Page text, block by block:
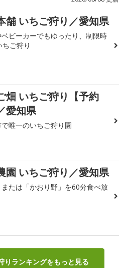
舗 いちご狩り／愛知県
ビーカーでもゆったり、制限時
ご狩り
畑 いちご狩り【予約
愛知県
唯一のいちご狩り園
園 いちご狩り／愛知県
または「かおり野」を60分食べ放
りランキングをもっと見る